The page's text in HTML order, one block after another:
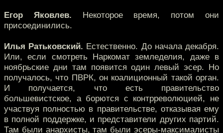
Егор Яковлев. Некоторое время, потом они
присоединились.
Илья Ратьковский. Естественно. До начала декабря.
Или, если смотреть Наркомат земледелия, даже в
ноябрьские дни там появится один левый эсер. Но
получалось, что ПВРК, он коалиционный такой орган.
И получается, что есть правительство
большевистское, а борются с контрреволюцией, не
участвуя полностью в правительстве, отказывая ему
в полной поддержке, и представители других партий.
Там были анархисты, там были эсеры-максималисты